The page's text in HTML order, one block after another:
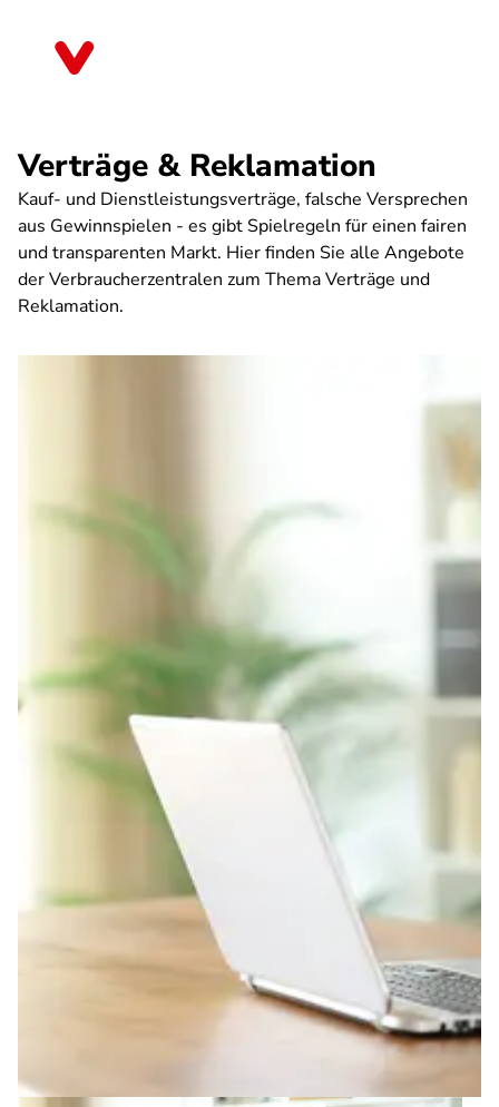
Verträge & Reklamation
Kauf- und Dienstleistungsverträge, falsche Versprechen
aus Gewinnspielen - es gibt Spielregeln für einen fairen
und transparenten Markt. Hier finden Sie alle Angebote
der Verbraucherzentralen zum Thema Verträge und
Reklamation.